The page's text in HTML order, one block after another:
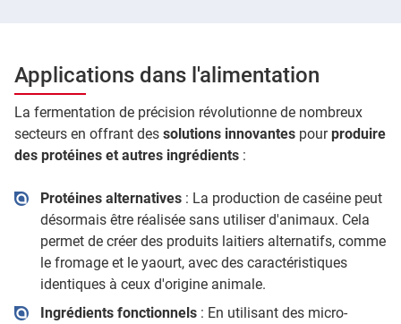
Applications dans l'alimentation
La fermentation de précision révolutionne de nombreux
secteurs en offrant des solutions innovantes pourproduire
des protéines et autres ingrédients :
Protéines alternatives: La production de caséine peut
désormais être réalisée sans utiliser d'animaux. Cela
permet de créer des produits laitiers alternatifs, comme
le fromage et le yaourt, avec des caractéristiques
identiques à ceux d'origine animale.
Ingrédients fonctionnels: En utilisant des micro-